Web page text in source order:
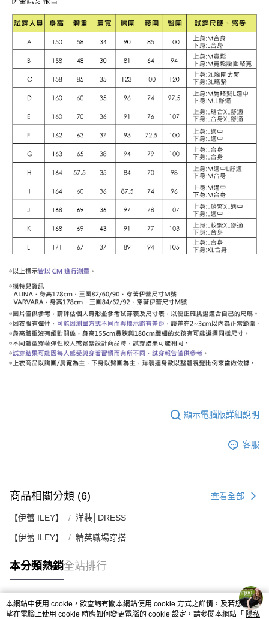
顯示電腦版詳細說明
客服
商品相關分類 (6) 查看全部
【伊蕾 ILEY】 洋裝│DRESS
【伊蕾 ILEY】 精英職場穿搭
本分類熱銷全站排行
熱門標籤
本網站中使用 cookie，欲查詢有關本網站使用 cookie 方式之詳情，及若您不希
望在電腦上使用 cookie 時應如何變更電腦的 cookie 設定，請參閱本網站「 隱私